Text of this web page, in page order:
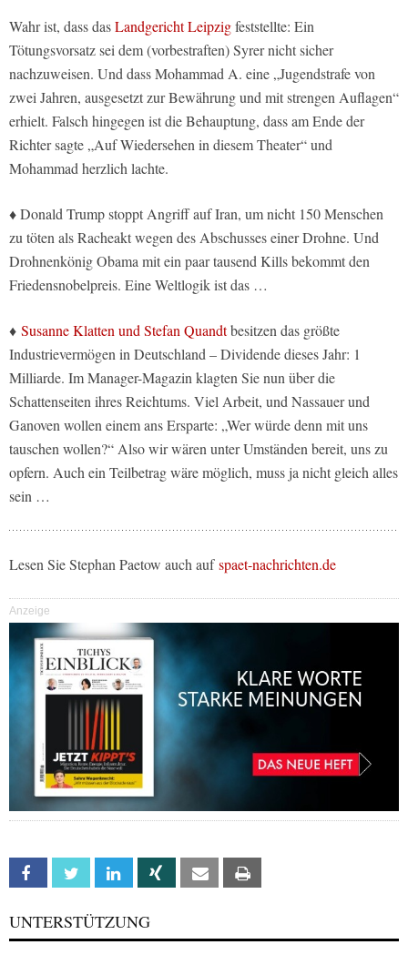
Wahr ist, dass dasLandgericht Leipzigfeststellte: Ein
Tötungsvorsatz sei dem (vorbestraften) Syrer nicht sicher
nachzuweisen. Und dass Mohammad A. eine „Jugendstrafe von
zwei Jahren, ausgesetzt zur Bewährung und mit strengen Auflagen“
erhielt. Falsch hingegen ist die Behauptung, dass am Ende der
Richter sagte „Auf Wiedersehen in diesem Theater“ und
Mohammad herzlich lachte.
♦ Donald Trump stoppt Angriff auf Iran, um nicht 150 Menschen
zu töten als Racheakt wegen des Abschusses einer Drohne. Und
Drohnenkönig Obama mit ein paar tausend Kills bekommt den
Friedensnobelpreis. Eine Weltlogik ist das …
♦ Susanne Klatten und Stefan Quandtbesitzen das größte
Industrievermögen in Deutschland – Dividende dieses Jahr: 1
Milliarde. Im Manager-Magazin klagten Sie nun über die
Schattenseiten ihres Reichtums. Viel Arbeit, und Nassauer und
Ganoven wollen einem ans Ersparte: „Wer würde denn mit uns
tauschen wollen?“ Also wir wären unter Umständen bereit, uns zu
opfern. Auch ein Teilbetrag wäre möglich, muss ja nicht gleich alles
sein …
Lesen Sie Stephan Paetow auch aufspaet-nachrichten.de
Anzeige
Facebook Twitter Linkedin Xing Email
UNTERSTÜTZUNG